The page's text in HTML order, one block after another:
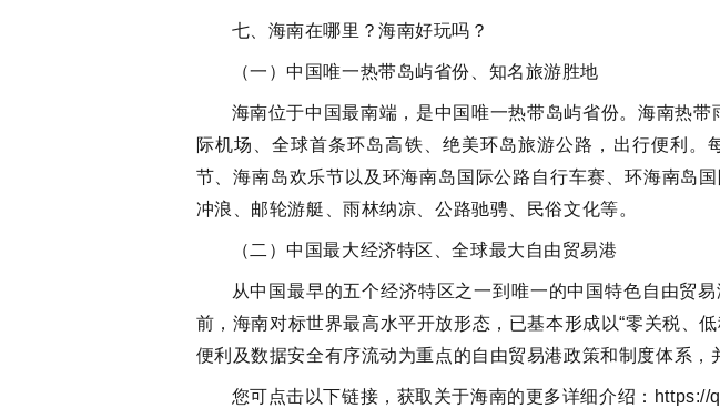
七、海南在哪里？海南好玩吗？
（一）中国唯一热带岛屿省份、知名旅游胜地
海南位于中国最南端，是中国唯一热带岛屿省份。海南热
际机场、全球首条环岛高铁、绝美环岛旅游公路，出行便利
节、海南岛欢乐节以及环海南岛国际公路自行车赛、环海南岛
冲浪、邮轮游艇、雨林纳凉、公路驰骋、民俗文化等。
（二）中国最大经济特区、全球最大自由贸易港
从中国最早的五个经济特区之一到唯一的中国特色自由贸
前，海南对标世界最高水平开放形态，已基本形成以“零关税、
便利及数据安全有序流动为重点的自由贸易港政策和制度体系，
您可点击以下链接，获取关于海南的更多详细介绍：